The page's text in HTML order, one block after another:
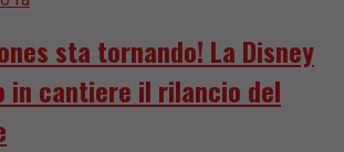
sta tornando! La Disney
in cantiere il rilancio del